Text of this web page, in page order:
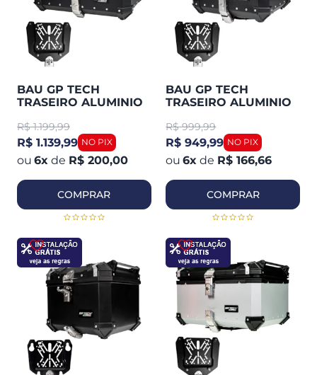
BAU GP TECH
TRASEIRO ALUMINIO
R$ 1.199,99
R$ 1.139,99
6x de R$ 200,00
COMPRAR
BAU GP TECH
TRASEIRO ALUMINIO
R$ 999,99
R$ 949,99
6x de R$ 166,66
COMPRAR